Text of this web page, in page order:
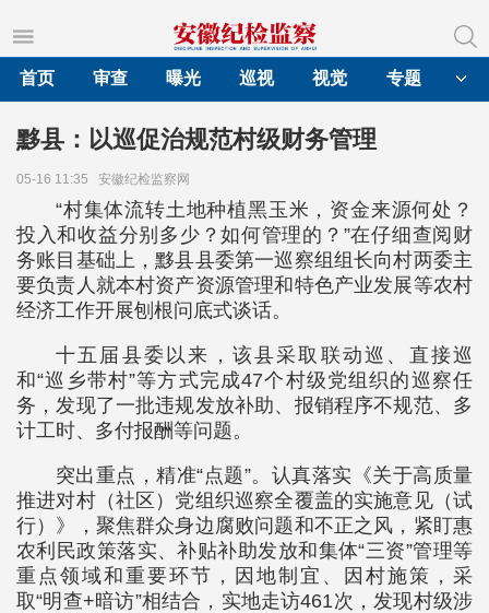
首页
审查 曝光 巡视 视觉 专题
黟县：以巡促治规范村级财务管理
05-16 11:35 安徽纪检监察网
“村集体流转土地种植黑玉米，资金来源何处？
投入和收益分别多少？如何管理的？”在仔细查阅财
务账目基础上，黟县县委第一巡察组组长向村两委主
要负责人就本村资产资源管理和特色产业发展等农村
经济工作开展刨根问底式谈话。
十五届县委以来，该县采取联动巡、直接巡
和“巡乡带村”等方式完成47个村级党组织的巡察任
务，发现了一批违规发放补助、报销程序不规范、多
计工时、多付报酬等问题。
突出重点，精准“点题”。认真落实《关于高质量
推进对村（社区）党组织巡察全覆盖的实施意见（试
行）》，聚焦群众身边腐败问题和不正之风，紧盯惠
农利民政策落实、补贴补助发放和集体“三资”管理等
重点领域和重要环节，因地制宜、因村施策，采
取“明查+暗访”相结合，实地走访461次，发现村级涉